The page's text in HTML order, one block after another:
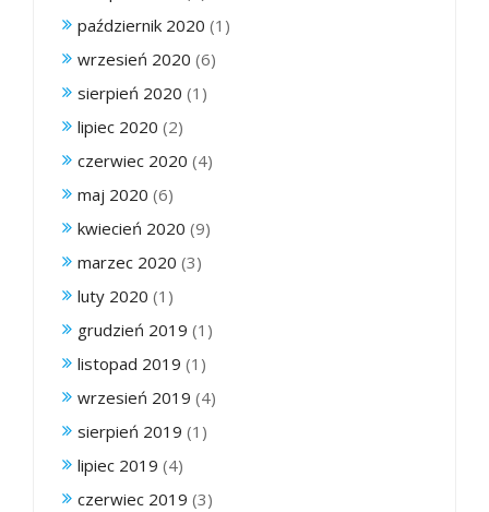
październik 2020 (1)
wrzesień 2020 (6)
sierpień 2020 (1)
lipiec 2020 (2)
czerwiec 2020 (4)
maj 2020 (6)
kwiecień 2020 (9)
marzec 2020 (3)
luty 2020 (1)
grudzień 2019 (1)
listopad 2019 (1)
wrzesień 2019 (4)
sierpień 2019 (1)
lipiec 2019 (4)
czerwiec 2019 (3)